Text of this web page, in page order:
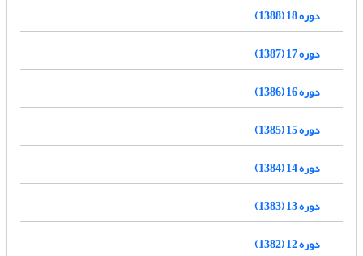
دوره 18 (1388)
دوره 17 (1387)
دوره 16 (1386)
دوره 15 (1385)
دوره 14 (1384)
دوره 13 (1383)
دوره 12 (1382)